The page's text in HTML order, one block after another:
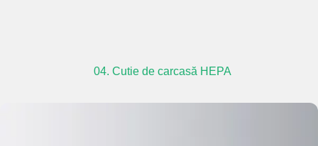
04. Cutie de carcasă HEPA